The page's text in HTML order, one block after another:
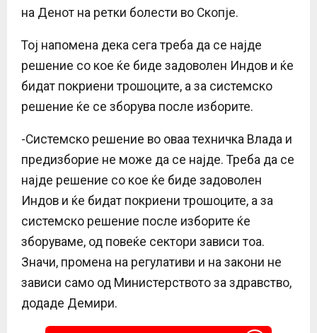
на Денот на ретки болести во Скопје.
Тој напомена дека сега треба да се најде
решение со кое ќе биде задоволен Индов и ќе
бидат покриени трошоците, а за системско
решение ќе се зборува после изборите.
-Системско решение во оваа техничка Влада и
предизборие не може да се најде. Треба да се
најде решение со кое ќе биде задоволен
Индов и ќе бидат покриени трошоците, а за
системско решение после изборите ќе
зборуваме, од повеќе сектори зависи тоа.
Значи, промена на регулативи и на закони не
зависи само од Министерството за здравство,
додаде Демири.